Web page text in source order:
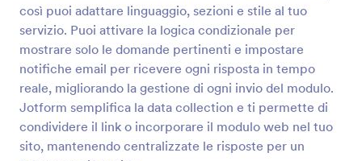
così puoi adattare linguaggio, sezioni e stile al tuo
servizio. Puoi attivare la logica condizionale per
mostrare solo le domande pertinenti e impostare
notifiche email per ricevere ogni risposta in tempo
reale, migliorando la gestione di ogni invio del modulo.
Jotform semplifica la data collection e ti permette di
condividere il link o incorporare il modulo web nel tuo
sito, mantenendo centralizzate le risposte per un
Modulo Di Registrazione Anamnesi
Un Modulo di Registrazione Anamnesi viene
utilizzato dagli operatori sanitari per raccogliere
l'anamnesi del paziente, gli interventi chirurgici
passati, la genetica e i sintomi. Raccogli l'anamnesi e